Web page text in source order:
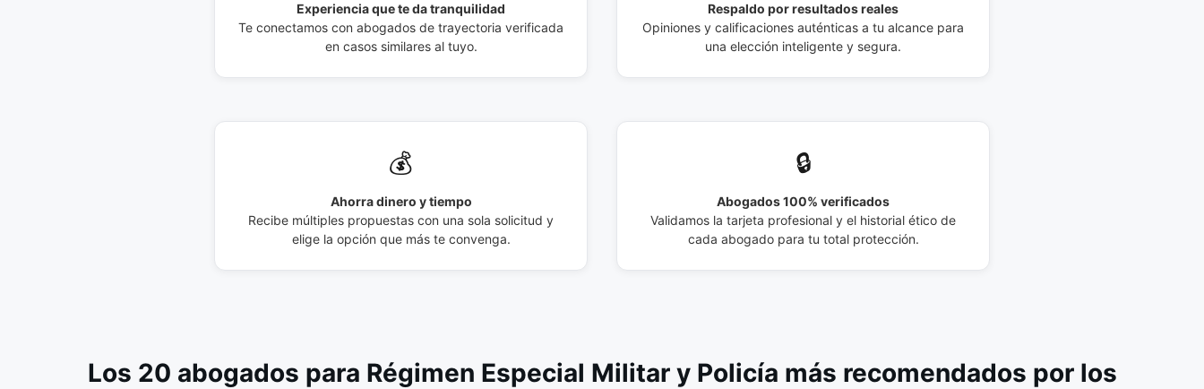
Experiencia que te da tranquilidad
Te conectamos con abogados de trayectoria verificada
en casos similares al tuyo.
Respaldo por resultados reales
Opiniones y calificaciones auténticas a tu alcance para
una elección inteligente y segura.
💰
Ahorra dinero y tiempo
Recibe múltiples propuestas con una sola solicitud y
elige la opción que más te convenga.
🔒
Abogados 100% verificados
Validamos la tarjeta profesional y el historial ético de
cada abogado para tu total protección.
Los 20 abogados para Régimen Especial Militar y Policía más recomendados por los